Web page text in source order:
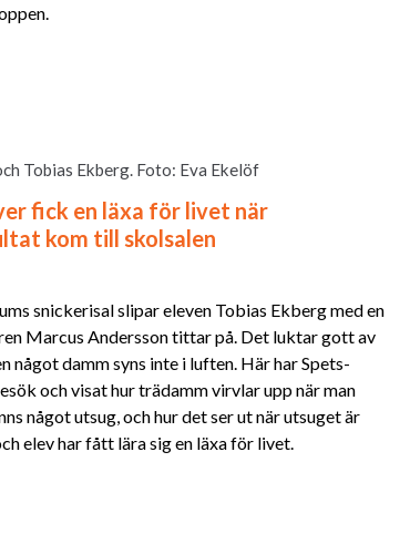
Tobias Ekberg. Foto: Eva Ekelöf
fick en läxa för livet när
kom till skolsalen
snickerisal slipar eleven Tobias Ekberg med en
Marcus Andersson tittar på. Det luktar gott av
något damm syns inte i luften. Här har Spets-
och visat hur trädamm virvlar upp när man
något utsug, och hur det ser ut när utsuget är
elev har fått lära sig en läxa för livet.